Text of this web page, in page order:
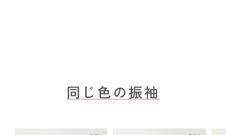
同じ色の振袖